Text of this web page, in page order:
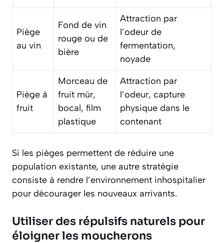
Piège
au vin
Fond de vin
rouge ou de
bière
Attraction par
l’odeur de
fermentation,
noyade
Piège à
fruit
Morceau de
fruit mûr,
bocal, film
plastique
Attraction par
l’odeur, capture
physique dans le
contenant
Si les pièges permettent de réduire une
population existante, une autre stratégie
consiste à rendre l’environnement inhospitalier
pour décourager les nouveaux arrivants.
Utiliser des répulsifs naturels pour
éloigner les moucherons